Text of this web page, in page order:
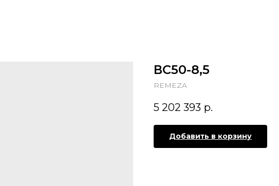
ВС50-8,5
REMEZA
5 202 393 р.
Добавить в корзину